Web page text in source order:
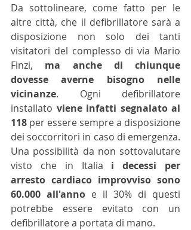
Da sottolineare, come fatto per le
altre città, che il defibrillatore sarà a
disposizione non solo dei tanti
visitatori del complesso di via Mario
Finzi, ma anche di chiunque
dovesse averne bisogno nelle
vicinanze. Ogni defibrillatore
installato viene infatti segnalato al
118 per essere sempre a disposizione
dei soccorritori in caso di emergenza.
Una possibilità da non sottovalutare
visto che in Italia i decessi per
arresto cardiaco improvviso sono
60.000 all'anno e il 30% di questi
potrebbe essere evitato con un
defibrillatore a portata di mano.